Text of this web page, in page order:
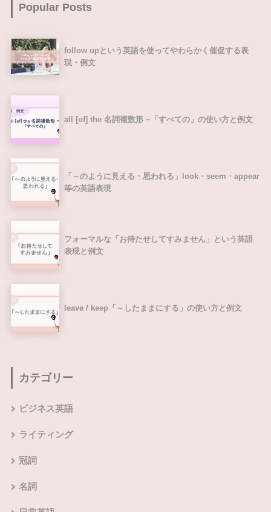
Popular Posts
follow upという英語を使ってやわらかく催促する表
現・例文
all [of] the 名詞複数形 ~「すべての」の使い方と例文
「～のように見える・思われる」look・seem・appear
等の英語表現
フォーマルな「お待たせしてすみません」という英語
表現と例文
leave / keep「～したままにする」の使い方と例文
カテゴリー
ビジネス英語
ライティング
冠詞
名詞